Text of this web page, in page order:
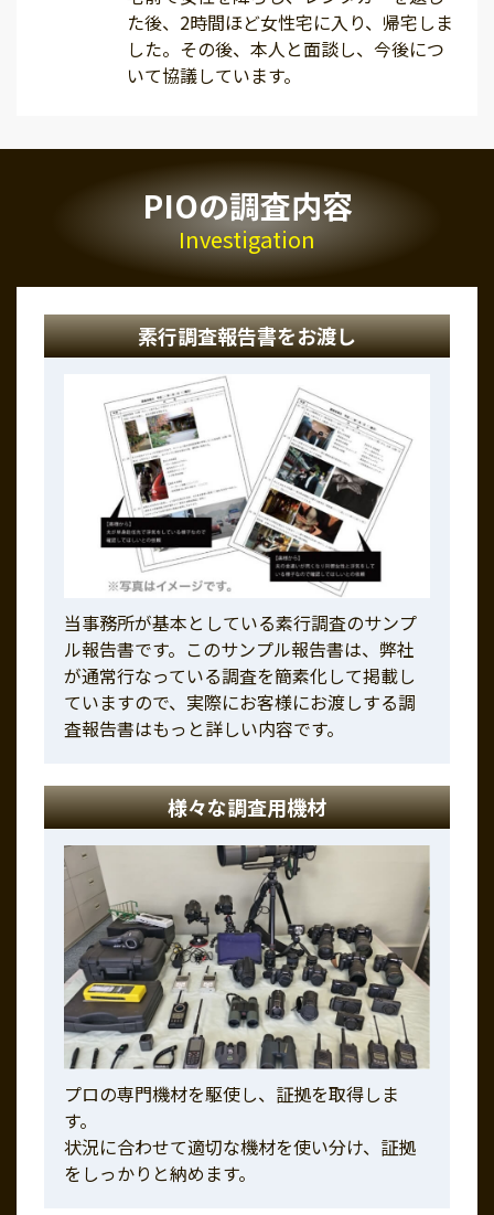
た後、2時間ほど女性宅に入り、帰宅しま
した。その後、本人と面談し、今後につ
いて協議しています。
PIOの調査内容
Investigation
素行調査報告書をお渡し
当事務所が基本としている素行調査のサンプ
ル報告書です。このサンプル報告書は、弊社
が通常行なっている調査を簡素化して掲載し
ていますので、実際にお客様にお渡しする調
査報告書はもっと詳しい内容です。
様々な調査用機材
プロの専門機材を駆使し、証拠を取得しま
す。
状況に合わせて適切な機材を使い分け、証拠
をしっかりと納めます。